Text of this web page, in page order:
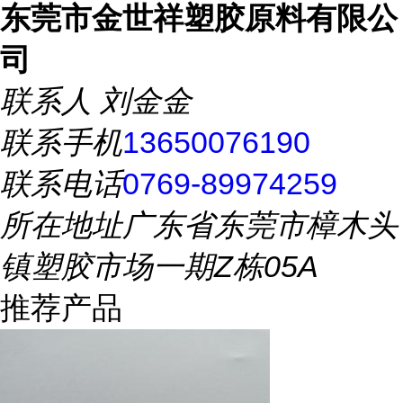
东莞市金世祥塑胶原料有限公
司
联系人 刘金金
联系手机13650076190
联系电话0769-89974259
所在地址广东省东莞市樟木头
镇塑胶市场一期Z栋05A
推荐产品